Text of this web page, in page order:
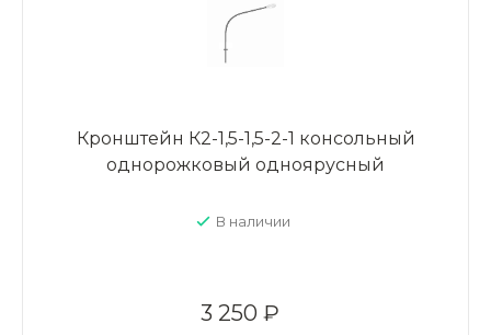
Кронштейн К2-1,5-1,5-2-1 консольный
однорожковый одноярусный
В наличии
3 250 ₽